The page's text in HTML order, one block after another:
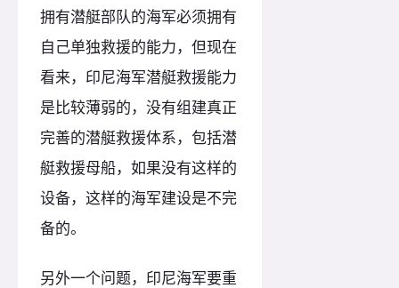
拥有潜艇部队的海军必须拥有
自己单独救援的能力，但现在
看来，印尼海军潜艇救援能力
是比较薄弱的，没有组建真正
完善的潜艇救援体系，包括潜
艇救援母船，如果没有这样的
设备，这样的海军建设是不完
备的。
另外一个问题，印尼海军要重